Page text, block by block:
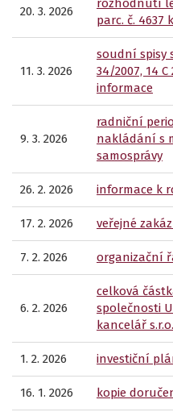
20. 3. 2026
rozhodnutí
parc. č. 4637
11. 3. 2026
soudní spisy
34/2007, 14
informace
9. 3. 2026
radniční
nakládání s
samosprávy
26. 2. 2026 informace k
17. 2. 2026 veřejné
7. 2. 2026 organizační
6. 2. 2026
celková
společnosti
kancelář s.r.o.
1. 2. 2026 investiční
16. 1. 2026 kopie